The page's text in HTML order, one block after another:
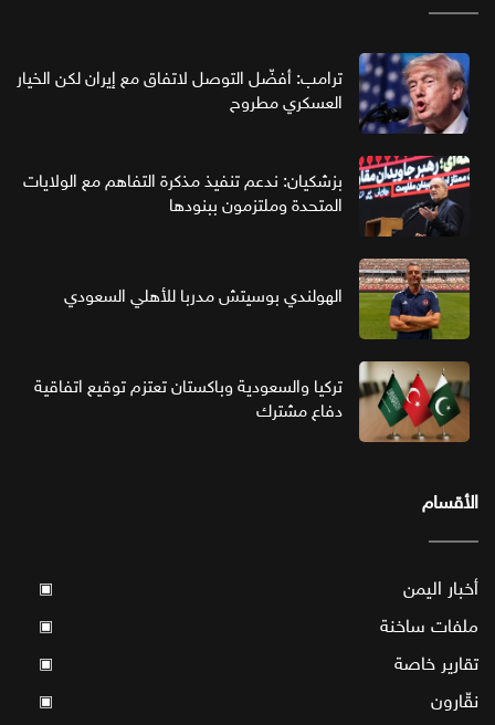
ترامب: أفضّل التوصل لاتفاق مع إيران لكن الخيار
العسكري مطروح
بزشكيان: ندعم تنفيذ مذكرة التفاهم مع الولايات
المتحدة وملتزمون ببنودها
الهولندي بوسيتش مدربا للأهلي السعودي
تركيا والسعودية وباكستان تعتزم توقيع اتفاقية
دفاع مشترك
الأقسام
أخبار اليمن ▣
ملفات ساخنة ▣
تقارير خاصة ▣
نقّارون ▣